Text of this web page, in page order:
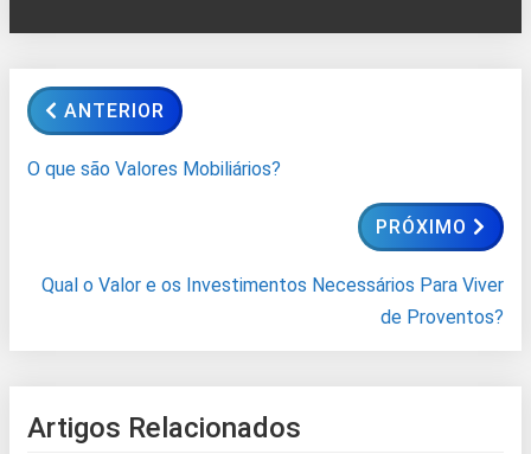
ANTERIOR
O que são Valores Mobiliários?
PRÓXIMO
Qual o Valor e os Investimentos Necessários Para Viver
de Proventos?
Artigos Relacionados